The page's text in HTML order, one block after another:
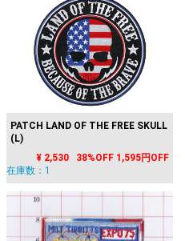
PATCH LAND OF THE FREE SKULL
(L)
¥ 2,530
38%OFF 1,595円OFF
在庫数：1